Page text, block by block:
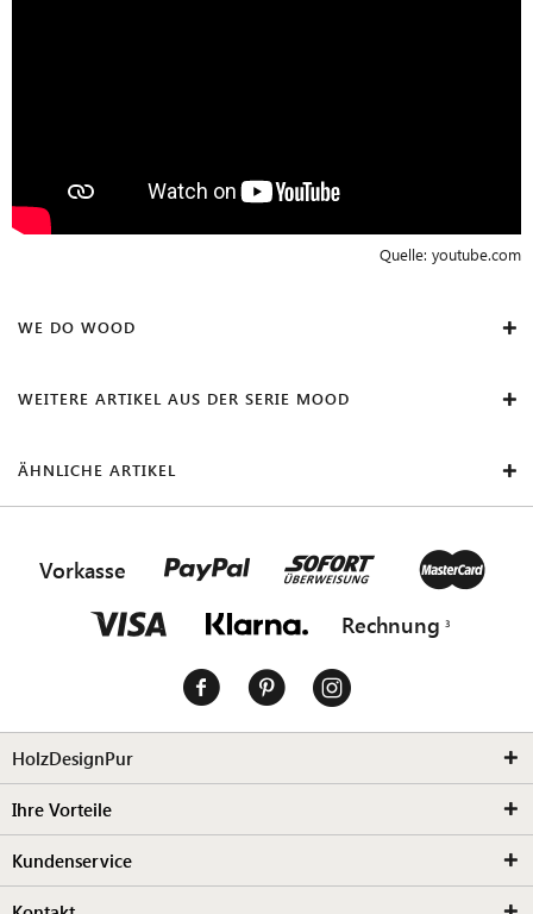
Quelle: youtube.com
WE DO WOOD
WEITERE ARTIKEL AUS DER SERIE MOOD
ÄHNLICHE ARTIKEL
Vorkasse
Rechnung
HolzDesignPur
Ihre Vorteile
Kundenservice